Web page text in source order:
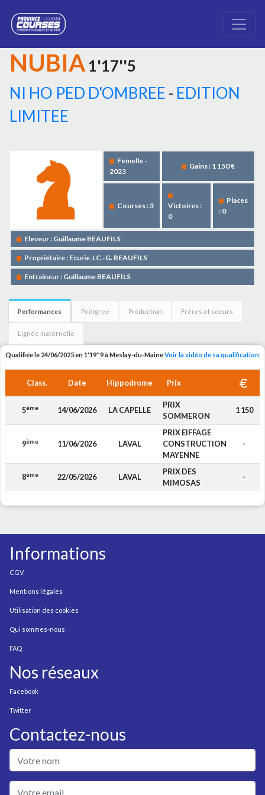
NUBIA 1'17''5
NI HO PED D'OMBREE - EDITION
LIMITEE
Femelle -
2023
Gains : 1 150 €
Courses : 3
Victoires :
0
Places
: 0
Eleveur : Guillaume BEAUFILS
Propriétaire : Ecurie J.C.-G. BEAUFILS
Entraîneur : Guillaume BEAUFILS
Performances Pedigree Production Frères et soeurs
Lignée maternelle
Qualifiée le 24/06/2025 en 1'19''9 à Meslay-du-MaineVoir la vidéo de sa qualification
Class. Date Hippodrome Prix
5ème 14/06/2026 LA CAPELLE
PRIX
SOMMERON
1 150
9ème 11/06/2026 LAVAL
PRIX EIFFAGE
CONSTRUCTION
MAYENNE
-
8ème 22/05/2026 LAVAL
PRIX DES
MIMOSAS
-
Informations
CGV
Mentions légales
Utilisation des cookies
Qui sommes-nous
FAQ
Nos réseaux
Facebook
Twitter
Contactez-nous